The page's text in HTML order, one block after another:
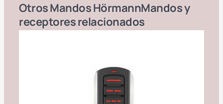
OtrosMandos HörmannMandos y
receptoresrelacionados